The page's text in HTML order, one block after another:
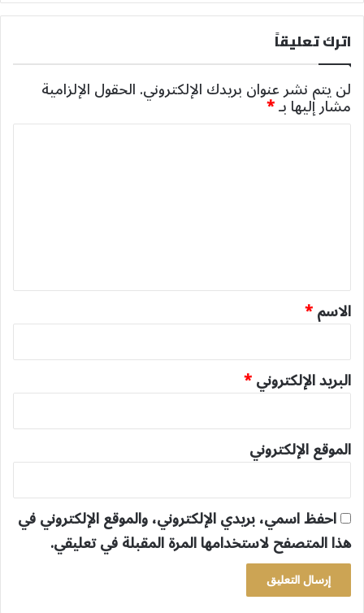
اترك تعليقاً
لن يتم نشر عنوان بريدك الإلكتروني.الحقول الإلزامية
مشار إليها بـ*
ق
*
الاسم*
البريد الإلكتروني*
الموقع الإلكتروني
احفظ اسمي، بريدي الإلكتروني، والموقع الإلكتروني في
هذا المتصفح لاستخدامها المرة المقبلة في تعليقي.